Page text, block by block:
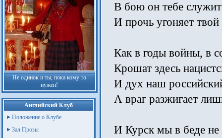
Не одинок и ты, пока кому то
нужен!
Английский Клуб
Положение о Клубе
Зал Прозы
В бою он тебе
И прочь угоняет твой
Как в годы войны, в
Крошат здесь
И дух наш
А враг разжигает
И Курск мы в беде не